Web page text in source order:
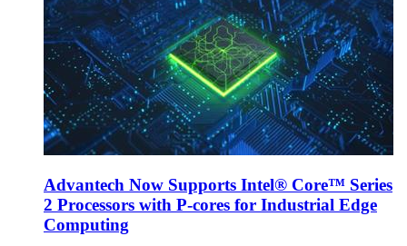
Advantech Now Supports Intel® Core™ Series
2 Processors with P-cores for Industrial Edge
Computing